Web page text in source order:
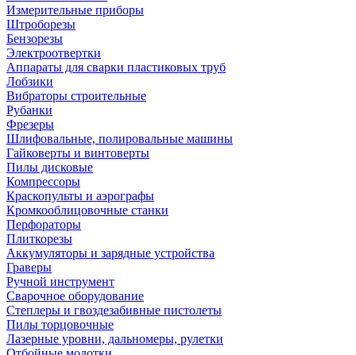
Измерительные приборы
Штроборезы
Бензорезы
Электроотвертки
Аппараты для сварки пластиковых труб
Лобзики
Вибраторы строительные
Рубанки
Фрезеры
Шлифовальные, полировальные машины
Гайковерты и винтоверты
Пилы дисковые
Компрессоры
Краскопульты и аэрографы
Кромкооблицовочные станки
Перфораторы
Плиткорезы
Аккумуляторы и зарядные устройства
Граверы
Ручной инструмент
Сварочное оборудование
Степлеры и гвоздезабивные пистолеты
Пилы торцовочные
Лазерные уровни, дальномеры, рулетки